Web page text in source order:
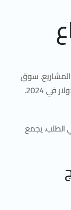
سوق
الزجاج العالمي سجلت قيمته 311.44 مليار دولار في 2024.
يجمع